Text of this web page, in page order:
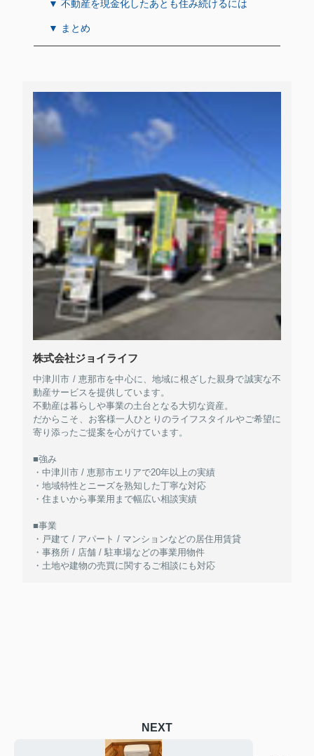
▼ 不動産を現金化したあとも住み続けるには
▼ まとめ
株式会社ジョイライフ
中津川市 / 恵那市を中心に、地域に根ざした親身で誠実な不
動産サービスを提供しています。
不動産は暮らしや事業の土台となる大切な資産。
だからこそ、お客様一人ひとりのライフスタイルやご希望に
寄り添ったご提案を心がけています。
■強み
・中津川市 / 恵那市エリアで20年以上の実績
・地域特性とニーズを熟知した丁寧な対応
・住まいから事業用まで幅広い相談実績
■事業
・戸建て / アパート / マンションなどの居住用賃貸
・事務所 / 店舗 / 駐車場などの事業用物件
・土地や建物の売買に関するご相談にも対応
NEXT